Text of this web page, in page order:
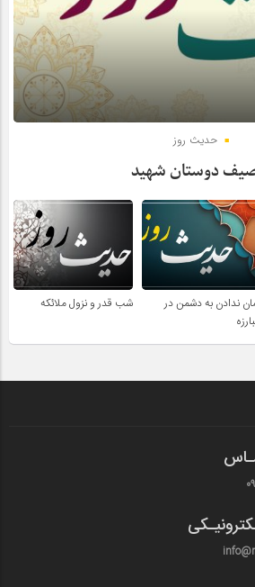
حدیث روز
دوستان شهید
ندادن به دشمن در
شب قدر و نزول ملائکه